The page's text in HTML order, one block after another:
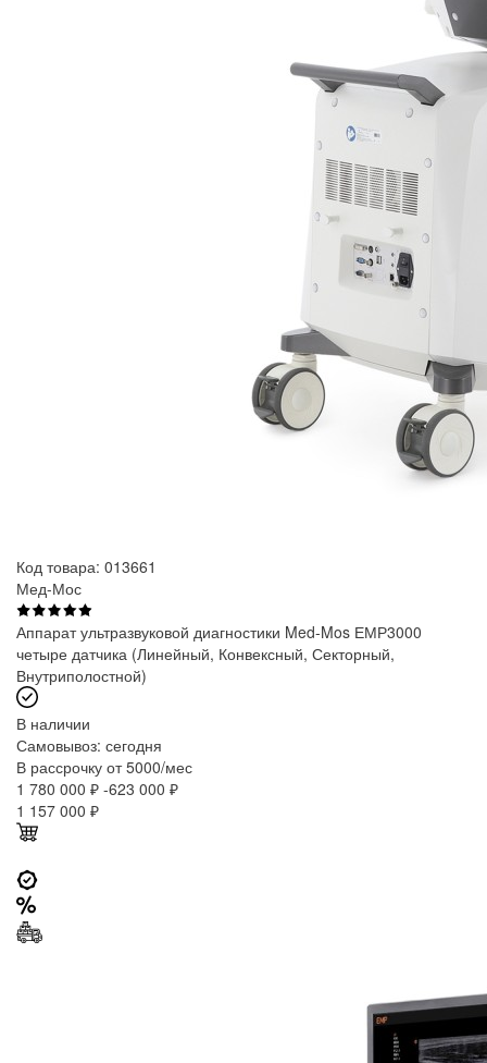
Код товара: 013661
Мед-Мос
Аппарат ультразвуковой диагностики Med-Mos ЕМР3000
четыре датчика (Линейный, Конвексный, Секторный,
Внутриполостной)
В наличии
Самовывоз: сегодня
В рассрочку от 5000/мес
1 780 000 ₽ -623 000 ₽
1 157 000 ₽